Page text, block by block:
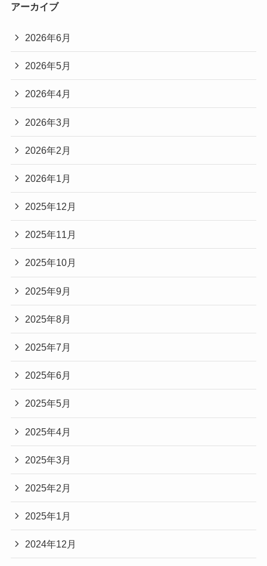
アーカイブ
2026年6月
2026年5月
2026年4月
2026年3月
2026年2月
2026年1月
2025年12月
2025年11月
2025年10月
2025年9月
2025年8月
2025年7月
2025年6月
2025年5月
2025年4月
2025年3月
2025年2月
2025年1月
2024年12月